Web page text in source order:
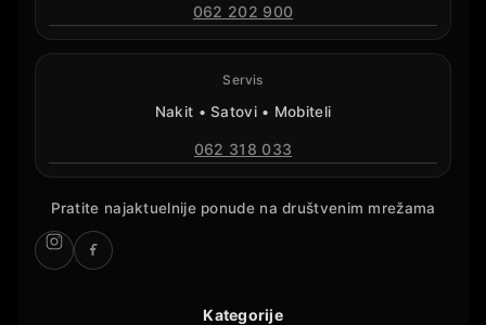
062 202 900
Servis
Nakit • Satovi • Mobiteli
062 318 033
Pratite najaktuelnije ponude na društvenim mrežama
Kategorije